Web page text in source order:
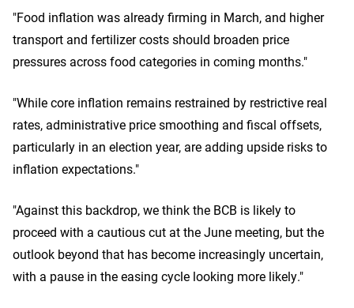
"Food inflation was already firming in March, and higher
transport and fertilizer costs should broaden price
pressures across food categories in coming months."
"While core inflation remains restrained by restrictive real
rates, administrative price smoothing and fiscal offsets,
particularly in an election year, are adding upside risks to
inflation expectations."
"Against this backdrop, we think the BCB is likely to
proceed with a cautious cut at the June meeting, but the
outlook beyond that has become increasingly uncertain,
with a pause in the easing cycle looking more likely."